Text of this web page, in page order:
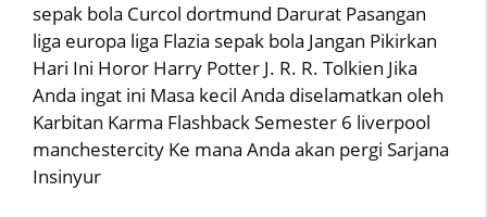
sepak bola Curcol dortmund Darurat Pasangan
liga europa liga Flazia sepak bola Jangan Pikirkan
Hari Ini Horor Harry Potter J. R. R. Tolkien Jika
Anda ingat ini Masa kecil Anda diselamatkan oleh
Karbitan Karma Flashback Semester 6 liverpool
manchestercity Ke mana Anda akan pergi Sarjana
Insinyur